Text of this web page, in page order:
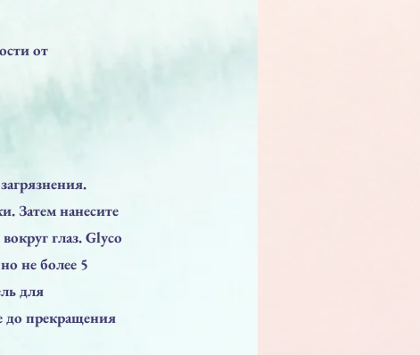
от
Затем нанесите
глаз. Glyco
не более 5
для
до прекращения